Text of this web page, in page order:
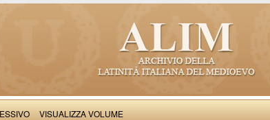
VISUALIZZA VOLUME